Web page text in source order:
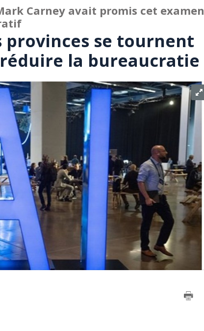
Carney avait promis cet examen
provinces se tournent
la bureaucratie